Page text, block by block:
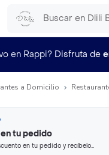
en Rappi? Disfruta de
a Domicilio
tu pedido
en tu pedido y recíbelo